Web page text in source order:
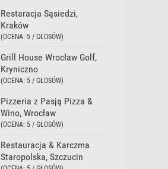
Restaracja Sąsiedzi,
Kraków
(OCENA: 5 / GŁOSÓW)
Grill House Wrocław Golf,
Kryniczno
(OCENA: 5 / GŁOSÓW)
Pizzeria z Pasją Pizza &
Wino, Wrocław
(OCENA: 5 / GŁOSÓW)
Restauracja & Karczma
Staropolska, Szczucin